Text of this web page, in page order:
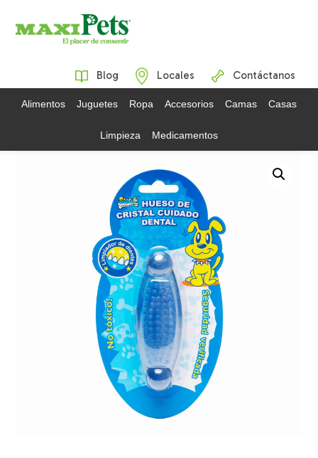
Blog Locales Contáctanos
Alimentos Juguetes Ropa Accesorios Camas Casas
Limpieza Medicamentos